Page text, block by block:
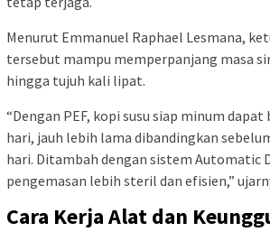
Menurut Emmanuel Raphael Lesmana,
tersebut mampu memperpanjang masa
hingga tujuh kali lipat.
“Dengan PEF, kopi susu siap minum
hari, jauh lebih lama dibandingkan
hari. Ditambah dengan sistem Automatic
pengemasan lebih steril dan efisien,”
Cara Kerja Alat dan